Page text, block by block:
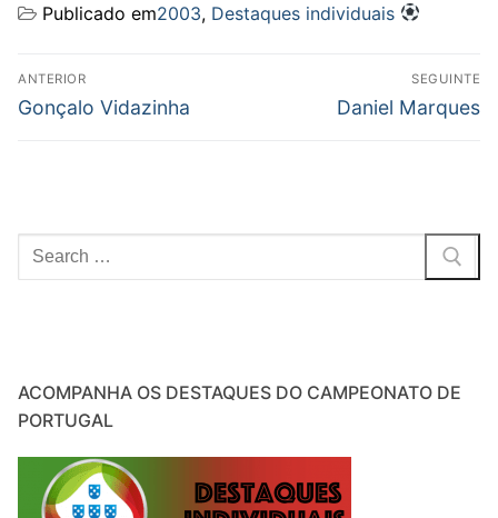
Publicado em2003, Destaques individuais
Navegação
de
ANTERIOR
Previous
Gonçalo Vidazinha
SEGUINTE
Next
Daniel Marques
Pesquisar
por:
ACOMPANHA OS DESTAQUES DO CAMPEONATO DE
PORTUGAL